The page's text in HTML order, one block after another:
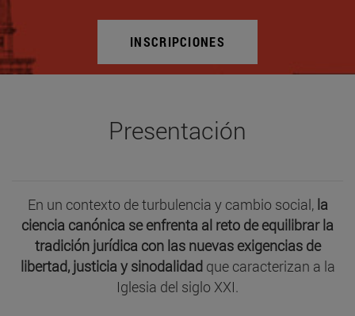
INSCRIPCIONES
Presentación
En un contexto de turbulencia y cambio social, la
ciencia canónica se enfrenta al reto de equilibrar la
tradición jurídica con las nuevas exigencias de
libertad, justicia y sinodalidadque caracterizan a la
Iglesia del siglo XXI.